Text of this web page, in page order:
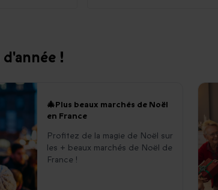
!
🎄Plus beaux marchés de Noël
en France
Profitez de la magie de Noël sur
les + beaux marchés de Noël de
France !